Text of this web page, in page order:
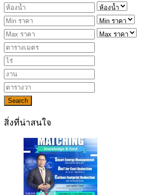
Search
สิ่งที่น่าสนใจ